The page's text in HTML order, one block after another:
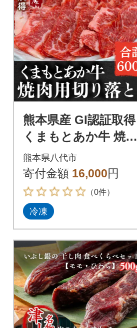
熊本県産 GI認証取得
くまもとあか牛 焼き
肉用切り落とし 合計6
00g_229-4104-D
熊本県八代市
寄付金額 16,000円
（0件）
冷凍